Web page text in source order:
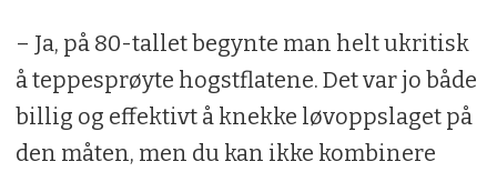
– Ja, på 80-tallet begynte man helt ukritisk
å teppesprøyte hogstflatene. Det var jo både
billig og effektivt å knekke løvoppslaget på
den måten, men du kan ikke kombinere